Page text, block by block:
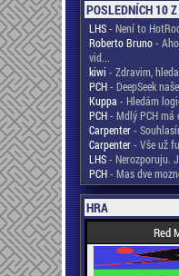
POSLEDNÍCH 10
LHS- Není to
Roberto Bruno-
vid...
kiwi - Zdravim,
PCH- DeepSeek
Kuppa - Hledám
PCH- Mdlý PCH má
Carpenter-
Carpenter- Vše už
LHS- Nerozporuju.
PCH- Mas dve
HRA
Red